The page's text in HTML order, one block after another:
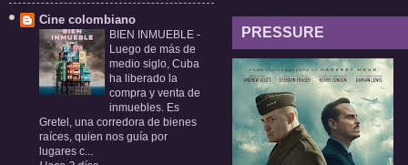
Cine colombiano
BIEN INMUEBLE -
Luego de más de
medio siglo, Cuba
ha liberado la
compra y venta de
inmuebles. Es
Gretel, una corredora de bienes
raíces, quien nos guía por
lugares c...
PRESSURE